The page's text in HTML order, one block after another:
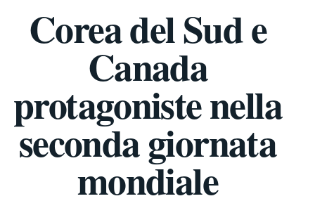
Corea del Sud e
Canada
protagoniste nella
seconda giornata
mondiale